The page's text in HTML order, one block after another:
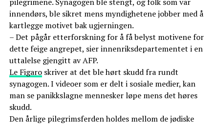
innendørs, ble sikret mens myndighetene jobber med å
kartlegge motivet bak ugjerningen.
– Det pågår etterforskning for å få belyst motivene for
dette feige angrepet, sier innenriksdepartementet i en
uttalelse gjengitt av AFP.
Le Figaroskriver at det ble hørt skudd fra rundt
synagogen. I videoer som er delt i sosiale medier, kan
man se panikkslagne mennesker løpe mens det høres
skudd.
Den årlige pilegrimsferden holdes mellom de jødiske